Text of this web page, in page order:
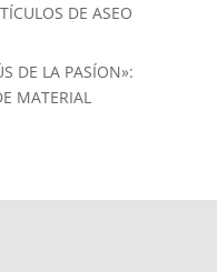
DE ASEO
DE LA PASÍON»:
MATERIAL